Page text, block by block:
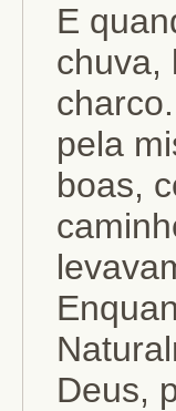
E
chuva,
pela
boas,
Deus,